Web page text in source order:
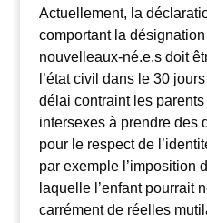
Actuellement, la
comportant la désignation
nouvelleaux-né.e.s doit
l’état civil dans le 30
délai contraint les
intersexes à prendre des
pour le respect de
par exemple l’imposition
laquelle l’enfant pourrait
carrément de réelles